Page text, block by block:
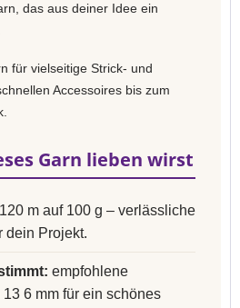
das aus deiner Idee ein
für vielseitige Strick- und
Accessoires bis zum
Garn lieben wirst
m auf 100 g – verlässliche
dein Projekt.
empfohlene
6 mm für ein schönes